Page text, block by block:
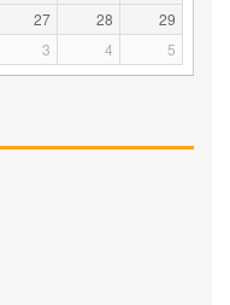
27 28
29
3 4 5